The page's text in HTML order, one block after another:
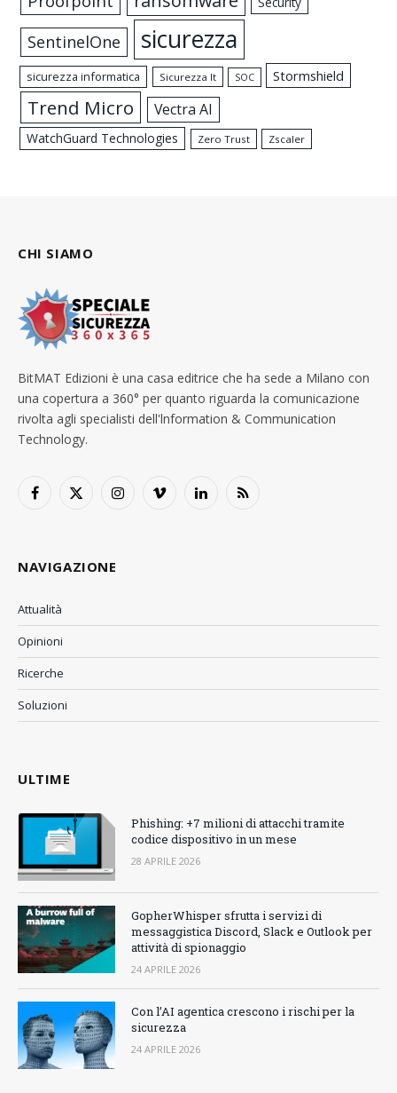
SentinelOne sicurezza
sicurezza informatica Sicurezza It SOC Stormshield
Trend Micro Vectra AI
WatchGuard Technologies Zero Trust Zscaler
CHI SIAMO
BitMAT Edizioni è una casa editrice che ha sede a Milano con
una copertura a 360° per quanto riguarda la comunicazione
rivolta agli specialisti dell'lnformation & Communication
Technology.
Facebook
X
InstagramVimeo LinkedInRSS
NAVIGAZIONE
Attualità
Opinioni
Ricerche
Soluzioni
ULTIME
Phishing: +7 milioni di attacchi tramite
codice dispositivo in un mese
28 APRILE 2026
GopherWhisper sfrutta i servizi di
messaggistica Discord, Slack e Outlook per
attività di spionaggio
24 APRILE 2026
Con l’AI agentica crescono i rischi per la
sicurezza
24 APRILE 2026